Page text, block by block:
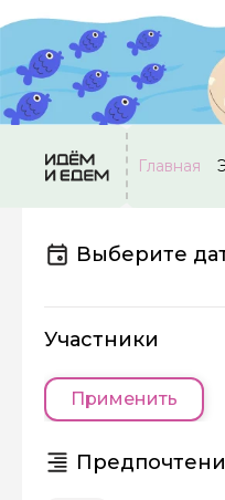
Главная
Выберите
Участники
Применить